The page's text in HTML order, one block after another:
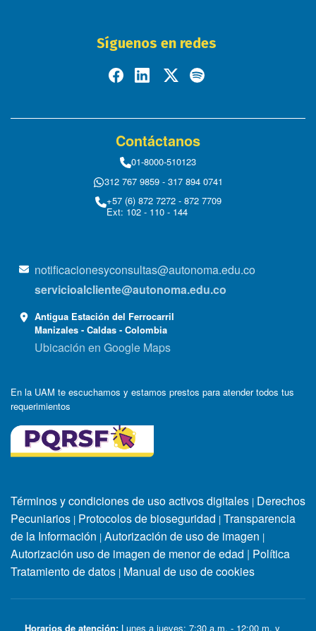
Síguenos en redes
Contáctanos
01-8000-510123
312 767 9859 - 317 894 0741
+57 (6) 872 7272 - 872 7709
Ext: 102 - 110 - 144
notificacionesyconsultas@autonoma.edu.co
servicioalcliente@autonoma.edu.co
Antigua Estación del Ferrocarril
Manizales - Caldas - Colombia
Ubicación en Google Maps
En la UAM te escuchamos y estamos prestos para atender todos tus
requerimientos
Términos y condiciones de uso activos digitales | Derechos
Pecuniarios | Protocolos de bioseguridad | Transparencia
de la Información | Autorización de uso de imagen |
Autorización uso de imagen de menor de edad | Política
Tratamiento de datos | Manual de uso de cookies
Horarios de atención: Lunes a jueves: 7:30 a.m. - 12:00 m. y